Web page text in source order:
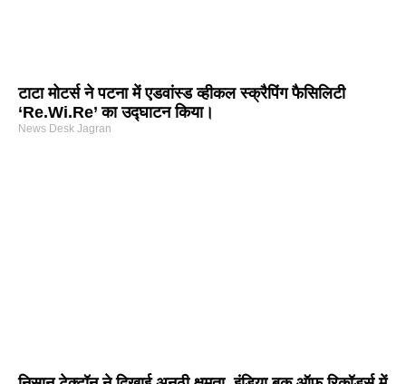
टाटा मोटर्स ने पटना में एडवांस्ड व्हीकल स्क्रैपिंग फैसिलिटी
‘Re.Wi.Re’ का उद्घाटन किया।
News Desk Jagran